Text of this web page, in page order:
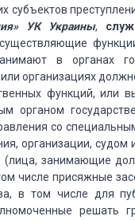
субъектов
УК Украины,
в органах
организациях
функций,
органом
со
организации, судом
(лица, занимающие
числе присяжные
в том числе для
решать